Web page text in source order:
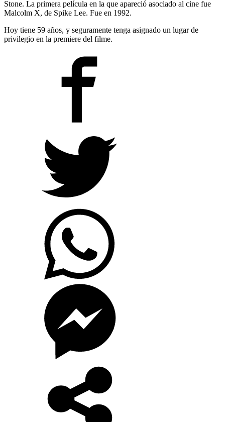
Stone. La primera película en la que apareció asociado al cine fue
Malcolm X, de Spike Lee. Fue en 1992.
Hoy tiene 59 años, y seguramente tenga asignado un lugar de
privilegio en la premiere del filme.